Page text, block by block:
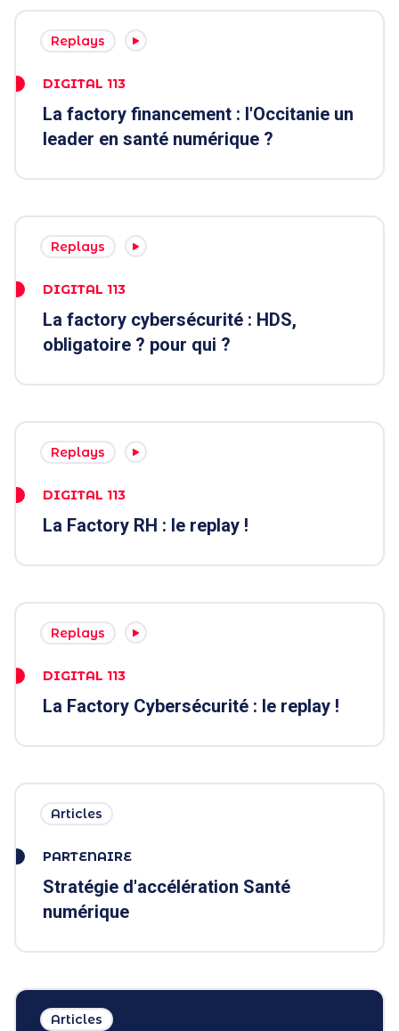
Replays
DIGITAL 113
La factory financement : l'Occitanie un
leader en santé numérique ?
Replays
DIGITAL 113
La factory cybersécurité : HDS,
obligatoire ? pour qui ?
Replays
DIGITAL 113
La Factory RH : le replay !
Replays
DIGITAL 113
La Factory Cybersécurité : le replay !
Articles
PARTENAIRE
Stratégie d'accélération Santé
numérique
Articles